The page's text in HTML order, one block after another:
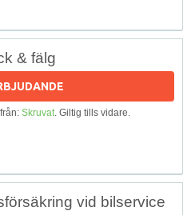
& fälg
Skruvat. Giltig tills vidare.
vid bilservice